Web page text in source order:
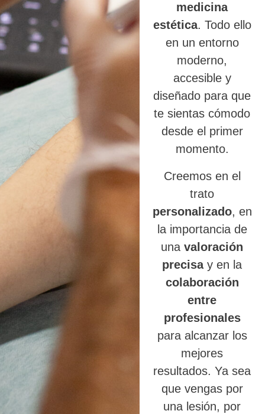
medicina
estética. Todo ello
en un entorno
moderno,
accesible y
diseñado para que
te sientas cómodo
desde el primer
momento.
Creemos en el
trato
personalizado, en
la importancia de
unavaloración
precisay en la
colaboración
entre
profesionales
para alcanzar los
mejores
resultados. Ya sea
que vengas por
una lesión, por